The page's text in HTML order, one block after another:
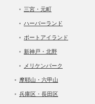
三宮・元町
ハーバーランド
ポートアイランド
新神戸・北野
メリケンパーク
摩耶山・六甲山
兵庫区・長田区